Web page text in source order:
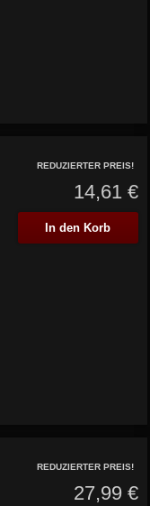
REDUZIERTER PREIS!
14,61 €
In den Korb
REDUZIERTER PREIS!
27,99 €